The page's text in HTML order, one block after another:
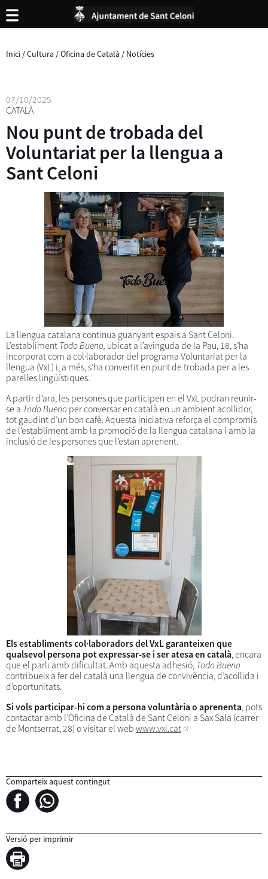
Inici /Cultura /Oficina de Català / Notícies
07/10/2025
CATALÀ
Nou punt de trobada del
Voluntariat per la llengua a
Sant Celoni
La llengua catalana continua guanyant espais a Sant Celoni.
L’establiment Todo Bueno, ubicat a l’avinguda de la Pau, 18, s’ha
incorporat com a col·laborador del programa Voluntariat per la
llengua (VxL) i, a més, s’ha convertit en punt de trobada per a les
parelles lingüístiques.
A partir d’ara, les persones que participen en el VxL podran reunir-
se a Todo Bueno per conversar en català en un ambient acollidor,
tot gaudint d’un bon cafè. Aquesta iniciativa reforça el compromís
de l’establiment amb la promoció de la llengua catalana i amb la
inclusió de les persones que l’estan aprenent.
Els establiments col·laboradors del VxL garanteixen que
qualsevol persona pot expressar-se i ser atesa en català, encara
que el parli amb dificultat. Amb aquesta adhesió, Todo Bueno
contribueix a fer del català una llengua de convivència, d’acollida i
d’oportunitats.
Si vols participar-hi com a persona voluntària o aprenenta, pots
contactar amb l’Oficina de Català de Sant Celoni a Sax Sala (carrer
de Montserrat, 28) o visitar el web www.vxl.cat
Comparteix aquest contingut
Versió per imprimir